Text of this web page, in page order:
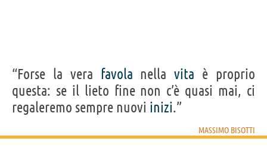
“Forse la vera favola nellavita è proprio
questa: se il lieto fine non c’è quasi mai, ci
regaleremo sempre nuovi inizi.”
MASSIMO BISOTTI